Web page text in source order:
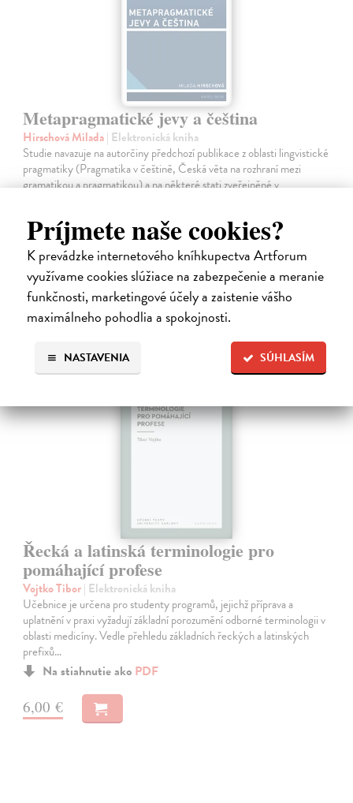
Príjmete naše cookies?
K prevádzke internetového kníhkupectva Artforum
využívame cookies slúžiace na zabezpečenie a meranie
funkčnosti, marketingové účely a zaistenie vášho
maximálneho pohodlia a spokojnosti.
SÚHLASÍM
NASTAVENIA
Metapragmatické jevy a čeština
Hirschová Milada| Elektronická kniha
Studie navazuje na autorčiny předchozí publikace z oblasti lingvistické
pragmatiky (Pragmatika v češtině, Česká věta na rozhraní mezi
gramatikou a pragmatikou) a na některé stati zveřejněné v
Na stiahnutie ako
9,00 €
Řecká a latinská terminologie pro
pomáhající profese
Vojtko Tibor| Elektronická kniha
Učebnice je určena pro studenty programů, jejichž příprava a
uplatnění v praxi vyžadují základní porozumění odborné terminologii v
oblasti medicíny. Vedle přehledu základních řeckých a latinských
prefixů…
Na stiahnutie ako PDF
6,00 €